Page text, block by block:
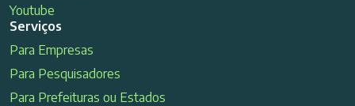
Youtube
Serviços
Para Empresas
Para Pesquisadores
Para Prefeituras ou Estados